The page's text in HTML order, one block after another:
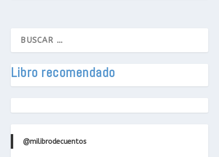
Libro recomendado
@milibrodecuentos